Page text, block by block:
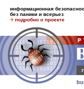
информационная
без паники и всерьез
подробно о проекте